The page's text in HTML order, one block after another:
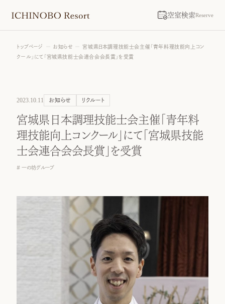
空室検索Reserve
トップページ お知らせ
宮城県日本調理技能士会主催「青年料理技能向上コン
クール」にて「宮城県技能士会連合会会長賞」を受賞
2023.10.11 お知らせ リクルート
宮城県日本調理技能士会主催「青年料
理技能向上コンクール」にて「宮城県技能
士会連合会会長賞」を受賞
一の坊グループ